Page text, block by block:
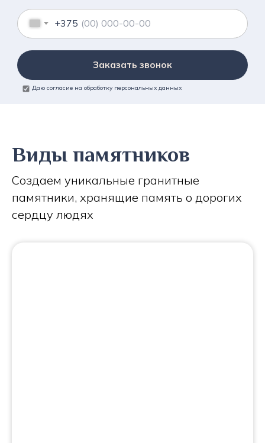
+375
Заказать звонок
Даю согласие на обработку персональных данных
Виды памятников
Создаем уникальные гранитные
памятники, хранящие память о дорогих
сердцу людях